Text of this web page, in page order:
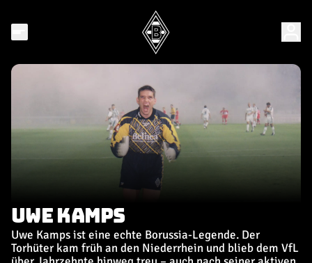
UWE KAMPS
Uwe Kamps ist eine echte Borussia-Legende. Der
Torhüter kam früh an den Niederrhein und blieb dem VfL